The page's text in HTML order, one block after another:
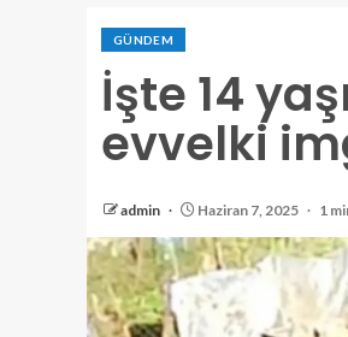
GÜNDEM
İşte 14
evvelki
admin Haziran 7, 2025 1